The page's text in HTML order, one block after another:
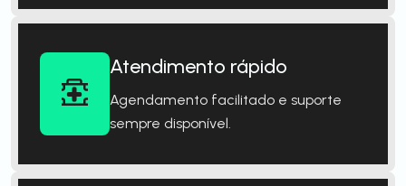
Atendimento rápido
Agendamento facilitado e suporte
sempre disponível.